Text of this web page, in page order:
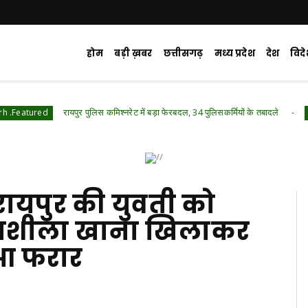
होम बड़ी ख़बर छत्तीसगढ़ मध्य प्रदेश देश
रायपुर पुलिस कमिश्नरेट में बड़ा फेरबदल, 34 पुलिसकर्मियों के तबादले Chhattisgarh
की युवती को
खाना खिलाकर
फरार